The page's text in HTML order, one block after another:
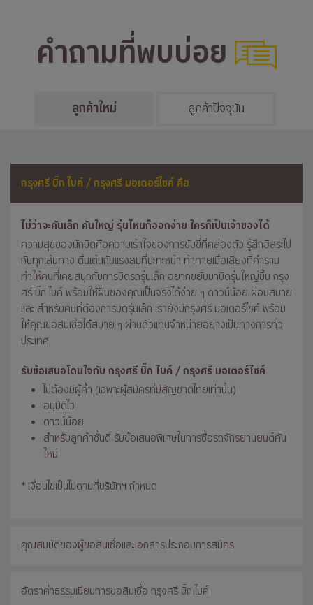
คำถามที่พบบ่อย
ลูกค้าใหม่ ลูกค้าปัจจุบัน
กรุงศรี บิ๊ก ไบค์ / กรุงศรี มอเตอร์ไซค์ คือ
ไม่ว่าจะคันเล็ก คันใหญ่ รุ่นไหนก็ออกง่าย ใครก็เป็นเจ้าของได้
ความสุขของนักบิดคือความเร้าใจของการขับขี่ที่คล่องตัว รู้สึกอิสระไป
กับทุกเส้นทาง ตื่นเต้นกับแรงลมที่ปะทะหน้า ท้าทายเมื่อเสียงที่คำราม
ทำให้คนที่เคยสนุกกับการบิดรถรุ่นเล็ก อยากขยับมาบิดรุ่นใหญ่ขึ้น กรุง
ศรี บิ๊ก ไบค์ พร้อมให้ฝันของคุณเป็นจริงได้ง่าย ๆ ดาวน์น้อย ผ่อนสบาย
และ สำหรับคนที่ต้องการบิดรุ่นเล็ก เรายังมีกรุงศรี มอเตอร์ไซค์ พร้อม
ให้คุณขอสินเชื่อได้สบาย ๆ ผ่านตัวแทนจำหน่ายอย่างเป็นทางการทั่ว
ประเทศ
รับข้อเสนอโดนใจกับ กรุงศรี บิ๊ก ไบค์ / กรุงศรี มอเตอร์ไซค์
ไม่ต้องมีผู้ค้ำ (เฉพาะผู้สมัครที่มีสัญชาติไทยเท่านั้น)
อนุมัติไว
ดาวน์น้อย
สำหรับลูกค้าชั้นดี รับข้อเสนอพิเศษในการซื้อรถจักรยานยนต์คัน
ใหม่
* เงื่อนไขเป็นไปตามที่บริษัทฯ กำหนด
คุณสมบัติของผู้ขอสินเชื่อและเอกสารประกอบการสมัคร
อัตราค่าธรรมเนียมการขอสินเชื่อ กรุงศรี บิ๊ก ไบค์